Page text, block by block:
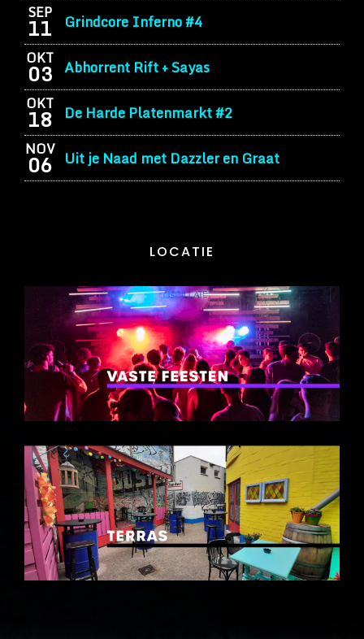
SEP
11 Grindcore Inferno #4
OKT
03 Abhorrent Rift + Sayas
OKT
18 De Harde Platenmarkt #2
NOV
06 Uit je Naad met Dazzler en Graat
LOCATIE